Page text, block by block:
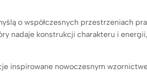
o współczesnych przestrzeniach
nadaje konstrukcji charakteru i
inspirowane nowoczesnym